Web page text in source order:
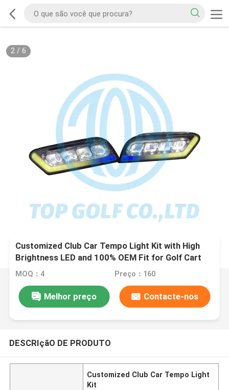
2/ 6
Customized Club Car Tempo Light Kit with High
Brightness LED and 100% OEM Fit for Golf Cart
MOQ：4 Preço：160
Melhor preço Contacte-nos
DESCRIçãO DE PRODUTO
Customized Club Car Tempo Light
Kit